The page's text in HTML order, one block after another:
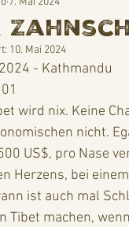
10. Mai 2024
- Kathmandu
wird nix. Keine
nicht.
US$, pro Nase
Herzens, bei
ist auch mal
Tibet machen,